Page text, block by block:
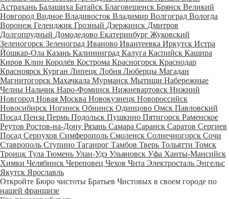
Астрахань Балашиха Батайск Благовещенск Брянск Великий
Новгород Видное Владивосток Владимир Волгоград Вологда
Воронеж Геленджик Грозный Дзержинск Дмитров
Долгопрудный Домодедово Екатеринбург Жуковский
Зеленогорск Зеленоград Иваново Ивантеевка Иркутск Истра
Йошкар-Ола Казань Калининград Калуга Каспийск Кашира
Киров Клин Королёв Кострома Красногорск Краснодар
Красноярск Курган Липецк Лобня Люберцы Магадан
Магнитогорск Махачкала Мурманск Мытищи Набережные
Челны Нальчик Наро-Фоминск Нижневартовск Нижний
Новгород Новая Москва Новокузнецк Новороссийск
Новосибирск Ногинск Обнинск Одинцово Омск Павловский
Посад Пенза Пермь Подольск Пушкино Пятигорск Раменское
Реутов Ростов-на-Дону Рязань Самара Саранск Саратов Сергиев
Посад Серпухов Симферополь Смоленск Солнечногорск Сочи
Ставрополь Ступино Таганрог Тамбов Тверь Тольятти Томск
Троицк Тула Тюмень Улан-Удэ Ульяновск Уфа Ханты-Мансийск
Химки Челябинск Череповец Чехов Чита Электросталь Энгельс
Якутск Ярославль
Откройте Бюро чистоты Братьев Чистовых в своем городе по
нашей франшизе